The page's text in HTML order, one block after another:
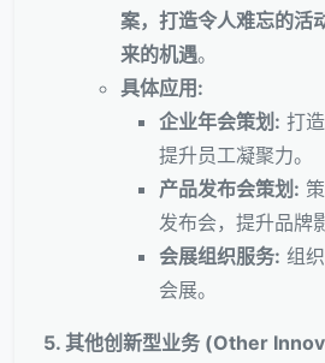
案，打造令人难忘的活
来的机遇。
具体应用:
企业年会策划: 打
提升员工凝聚力。
产品发布会策划:
发布会，提升品牌
会展组织服务: 组
会展。
5. 其他创新型业务 (Other